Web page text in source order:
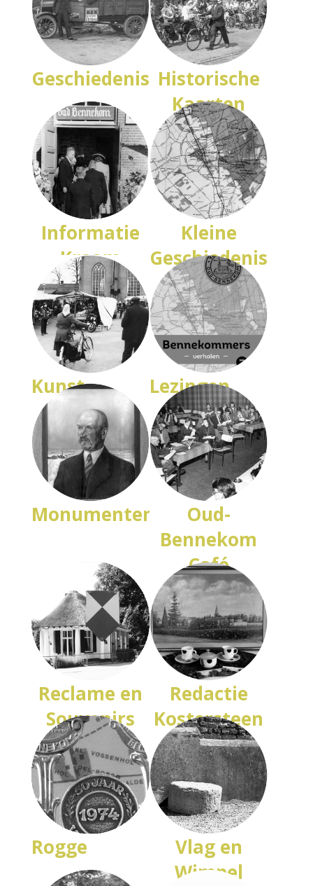
Geschiedenis Historische
Kaarten
Informatie
Kraam
Kleine
Geschiedenis
Kunst Lezingen
Monumenten
Oud-
Bennekom
Café
Reclame en
Souvenirs
Redactie
Kostersteen
Rogge
Vlag en
Wimpel